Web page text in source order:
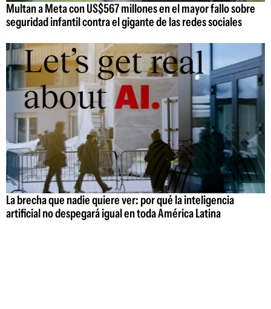
Multan a Meta con US$567 millones en el mayor fallo sobre
seguridad infantil contra el gigante de las redes sociales
La brecha que nadie quiere ver: por qué la inteligencia
artificial no despegará igual en toda América Latina